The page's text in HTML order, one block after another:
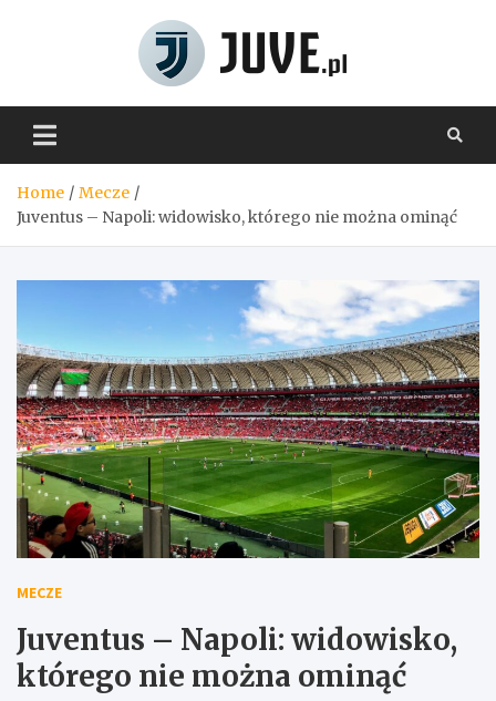
Home
Mecze
Juventus – Napoli: widowisko, którego nie można ominąć
MECZE
Juventus – Napoli: widowisko,
którego nie można ominąć